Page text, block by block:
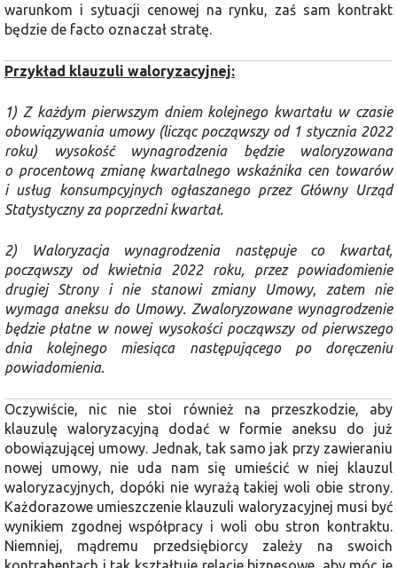
warunkom i sytuacji cenowej na rynku, zaś sam kontrakt
będzie de facto oznaczał stratę.
Przykład klauzuli waloryzacyjnej:
1) Z każdym pierwszym dniem kolejnego kwartału w czasie
obowiązywania umowy (licząc począwszy od 1 stycznia 2022
roku) wysokość wynagrodzenia będzie waloryzowana
o procentową zmianę kwartalnego wskaźnika cen towarów
i usług konsumpcyjnych ogłaszanego przez Główny Urząd
Statystyczny za poprzedni kwartał.
2) Waloryzacja wynagrodzenia następuje co kwartał,
począwszy od kwietnia 2022 roku, przez powiadomienie
drugiej Strony i nie stanowi zmiany Umowy, zatem nie
wymaga aneksu do Umowy. Zwaloryzowane wynagrodzenie
będzie płatne w nowej wysokości począwszy od pierwszego
dnia kolejnego miesiąca następującego po doręczeniu
powiadomienia.
Oczywiście, nic nie stoi również na przeszkodzie, aby
klauzulę waloryzacyjną dodać w formie aneksu do już
obowiązującej umowy. Jednak, tak samo jak przy zawieraniu
nowej umowy, nie uda nam się umieścić w niej klauzul
waloryzacyjnych, dopóki nie wyrażą takiej woli obie strony.
Każdorazowe umieszczenie klauzuli waloryzacyjnej musi być
wynikiem zgodnej współpracy i woli obu stron kontraktu.
Niemniej, mądremu przedsiębiorcy zależy na swoich